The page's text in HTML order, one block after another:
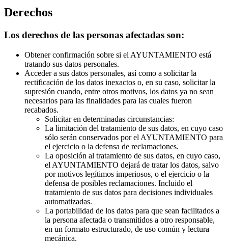
Derechos
Los derechos de las personas afectadas son:
Obtener confirmación sobre si el AYUNTAMIENTO está
tratando sus datos personales.
Acceder a sus datos personales, así como a solicitar la
rectificación de los datos inexactos o, en su caso, solicitar la
supresión cuando, entre otros motivos, los datos ya no sean
necesarios para las finalidades para las cuales fueron
recabados.
Solicitar en determinadas circunstancias:
La limitación del tratamiento de sus datos, en cuyo caso
sólo serán conservados por el AYUNTAMIENTO para
el ejercicio o la defensa de reclamaciones.
La oposición al tratamiento de sus datos, en cuyo caso,
el AYUNTAMIENTO dejará de tratar los datos, salvo
por motivos legítimos imperiosos, o el ejercicio o la
defensa de posibles reclamaciones. Incluido el
tratamiento de sus datos para decisiones individuales
automatizadas.
La portabilidad de los datos para que sean facilitados a
la persona afectada o transmitidos a otro responsable,
en un formato estructurado, de uso común y lectura
mecánica.